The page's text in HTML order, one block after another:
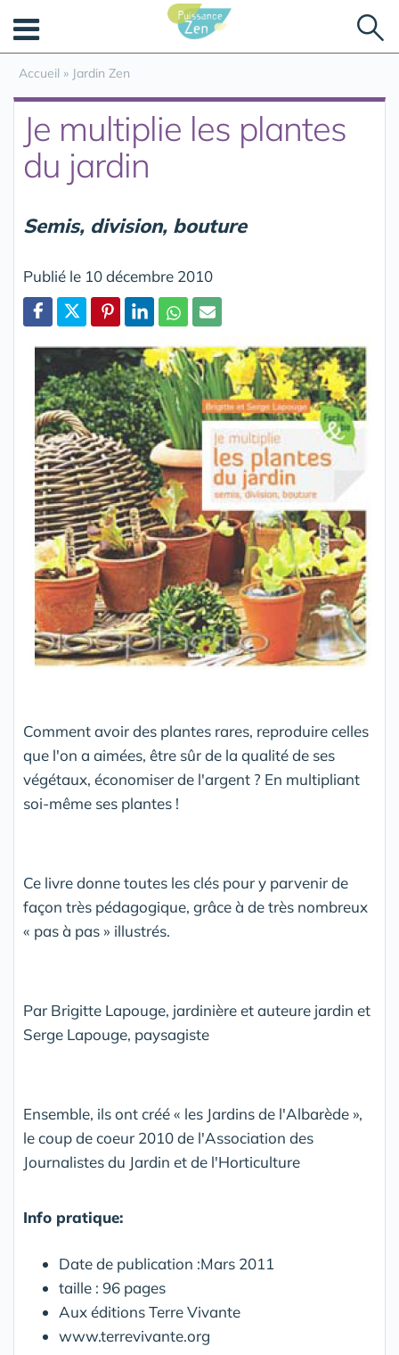
Accueil » Jardin Zen
Je multiplie les plantes
du jardin
Semis, division, bouture
Publié le 10 décembre 2010
Comment avoir des plantes rares, reproduire celles
que l'on a aimées, être sûr de la qualité de ses
végétaux, économiser de l'argent ? En multipliant
soi-même ses plantes !
Ce livre donne toutes les clés pour y parvenir de
façon très pédagogique, grâce à de très nombreux
« pas à pas » illustrés.
Par Brigitte Lapouge, jardinière et auteure jardin et
Serge Lapouge, paysagiste
Ensemble, ils ont créé « les Jardins de l'Albarède »,
le coup de coeur 2010 de l'Association des
Journalistes du Jardin et de l'Horticulture
Info pratique:
Date de publication :Mars 2011
taille : 96 pages
Aux éditions Terre Vivante
www.terrevivante.org
Panneau de gestion des cookies